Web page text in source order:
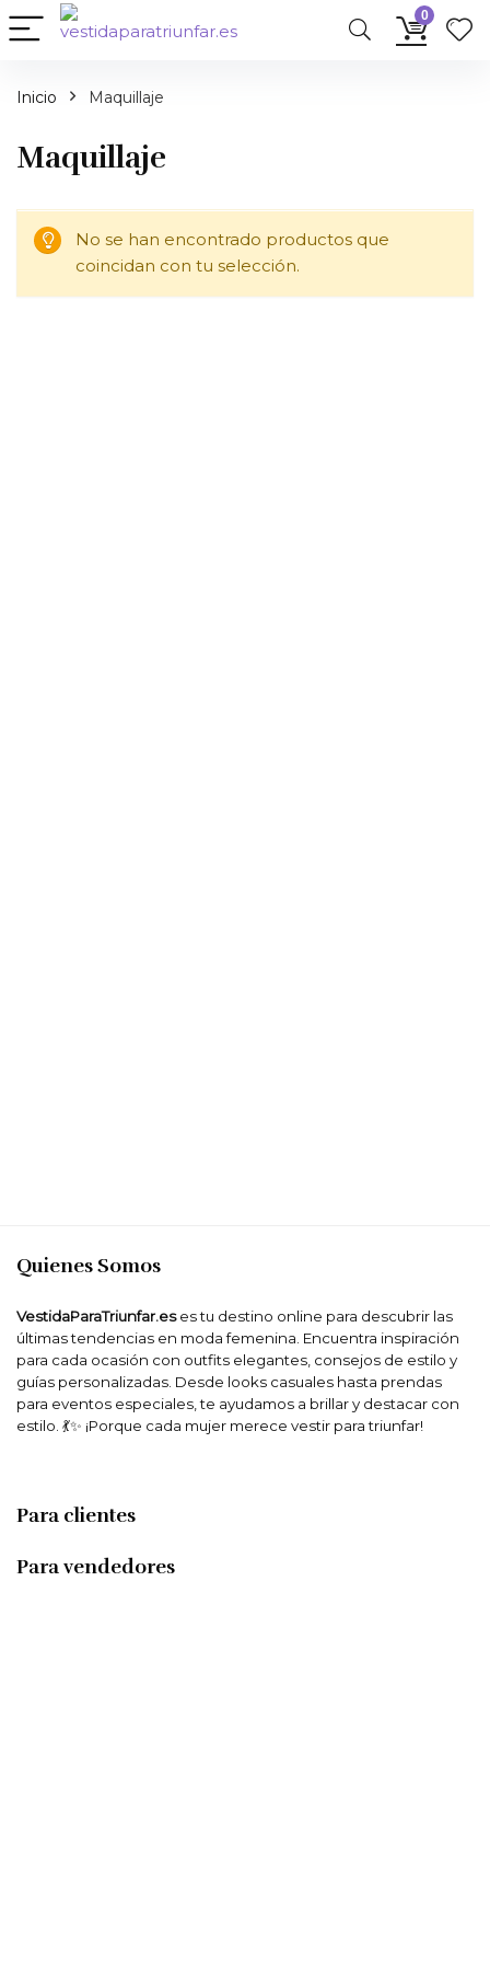
0
Inicio Maquillaje
Maquillaje
No se han encontrado productos que
coincidan con tu selección.
Quienes Somos
VestidaParaTriunfar.eses tu destino online para descubrir las
últimas tendencias en moda femenina. Encuentra inspiración
para cada ocasión con outfits elegantes, consejos de estilo y
guías personalizadas. Desde looks casuales hasta prendas
para eventos especiales, te ayudamos a brillar y destacar con
estilo. 💃✨ ¡Porque cada mujer merece vestir para triunfar!
Para clientes
Para vendedores